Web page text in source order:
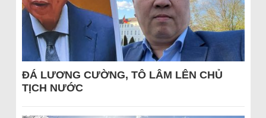
ĐÁ LƯƠNG CƯỜNG, TÔ LÂM LÊN CHỦ
TỊCH NƯỚC